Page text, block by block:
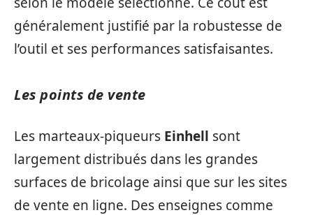
généralement justifié par la robustesse de
l’outil et ses performances satisfaisantes.
Les points de vente
Les marteaux-piqueurs Einhell sont
largement distribués dans les grandes
surfaces de bricolage ainsi que sur les sites
de vente en ligne. Des enseignes comme